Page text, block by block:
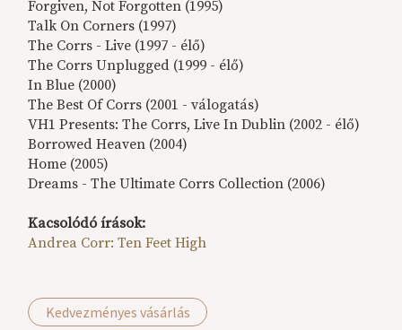
Kedvezményes vásárlás
Forgiven, Not Forgotten (1995)
Talk On Corners (1997)
The Corrs - Live (1997 - élő)
The Corrs Unplugged (1999 - élő)
In Blue (2000)
The Best Of Corrs (2001 - válogatás)
VH1 Presents: The Corrs, Live In Dublin (2002 - élő)
Borrowed Heaven (2004)
Home (2005)
Dreams - The Ultimate Corrs Collection (2006)
Kacsolódó írások:
Andrea Corr: Ten Feet High